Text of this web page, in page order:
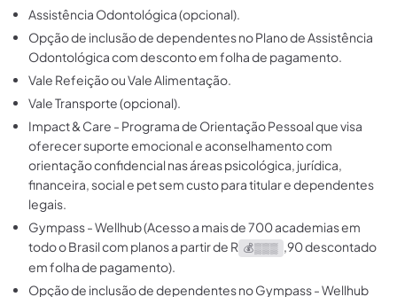
Assistência Odontológica (opcional).
Opção de inclusão de dependentes no Plano de Assistência
Odontológica com desconto em folha de pagamento.
Vale Refeição ou Vale Alimentação.
Vale Transporte (opcional).
Impact & Care - Programa de Orientação Pessoal que visa
oferecer suporte emocional e aconselhamento com
orientação confidencial nas áreas psicológica, jurídica,
financeira, social e pet sem custo para titular e dependentes
legais.
Gympass - Wellhub (Acesso a mais de 700 academias em
todo o Brasil com planos a partir de R 💰 ▒▒▒ ,90 descontado
em folha de pagamento).
Opção de inclusão de dependentes no Gympass - Wellhub